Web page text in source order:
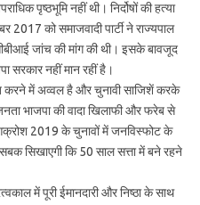
पृष्ठभूमि नहीं थी। निर्दोषों की हत्या
2017 को समाजवादी पार्टी ने राज्यपाल
जांच की मांग की थी। इसके बावजूद
सरकार नहीं मान रहीं है।
करने में अव्वल है और चुनावी साजिशें करके
भाजपा की वादा खिलाफी और फरेब से
2019 के चुनावों में जनविस्फोट के
सिखाएगी कि 50 साल सत्ता में बने रहने
में पूरी ईमानदारी और निष्ठा के साथ